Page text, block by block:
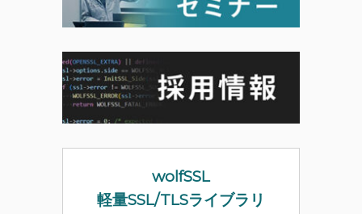
wolfSSL
軽量SSL/TLSライブラリ